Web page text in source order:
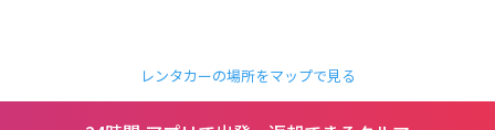
レンタカーの場所をマップで見る